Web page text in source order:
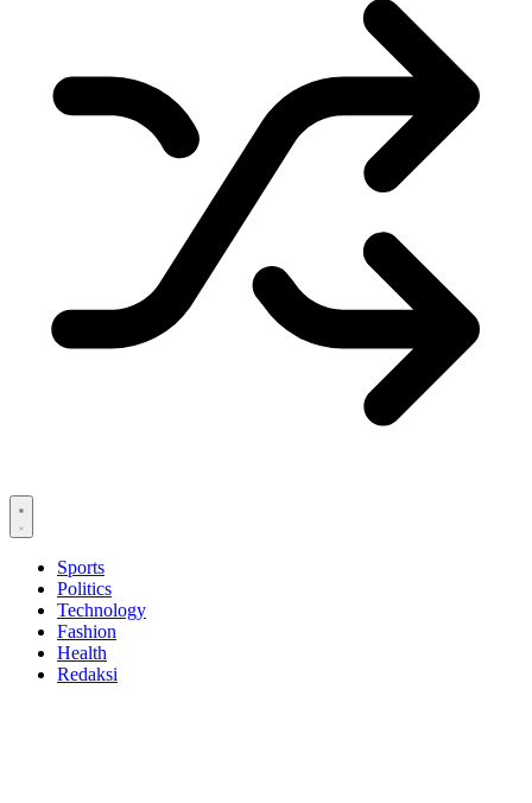
Sports
Politics
Technology
Fashion
Health
Redaksi